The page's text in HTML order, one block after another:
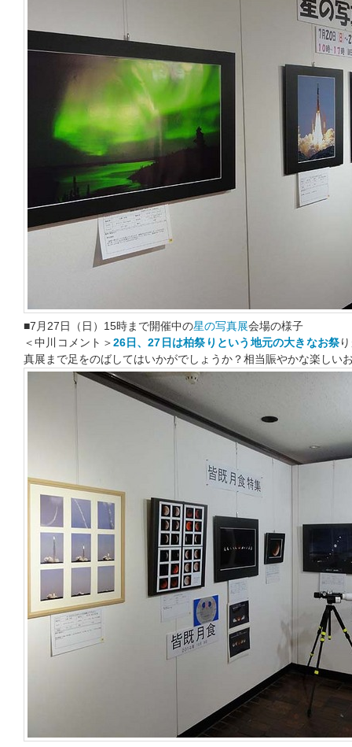
■7月27日（日）15時まで開催中の星の写真展会場の様子
＜中川コメント＞26日、27日は柏祭りという地元の大きなお祭
真展まで足をのばしてはいかがでしょうか？相当賑やかな楽しい